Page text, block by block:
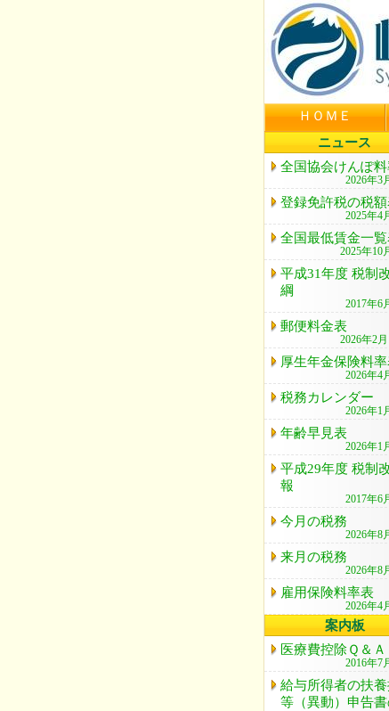
ＨＯＭＥ
ニュース
全国協会けんぽ
2026年3
登録免許税の税
2025年4
全国最低賃金一
2025年10
平成31年度 税制
綱
2017年6
郵便料金表
2026年2月
厚生年金保険料
2026年4
税務カレンダー
2026年1
年齢早見表
2026年1
平成29年度 税制
報
2017年6
今月の税務
2026年8
来月の税務
2026年8
雇用保険料率表
2026年4
案内板
医療費控除Ｑ＆Ａ
2016年7
給与所得者の扶
等（異動）申告